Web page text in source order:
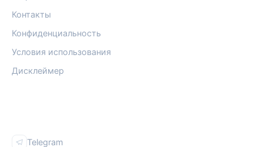
Контакты
Конфиденциальность
Условия использования
Дисклеймер
Telegram